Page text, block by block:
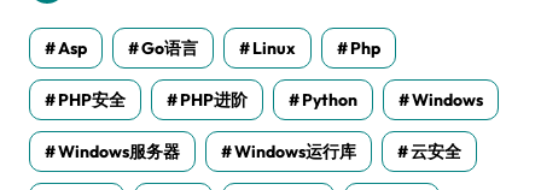
Asp Go语言 Linux Php
PHP安全 PHP进阶 Python Windows
Windows服务器 Windows运行库 云安全